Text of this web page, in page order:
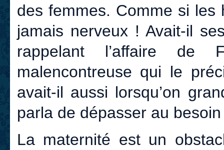
des femmes. Comme si les
jamais nerveux ! Avait-il
rappelant l’affaire de
malencontreuse qui le
avait-il aussi lorsqu’on
parla de dépasser au
La maternité est un